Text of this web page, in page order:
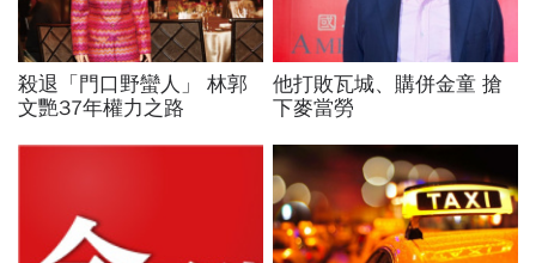
殺退「門口野蠻人」 林郭
文艷37年權力之路
他打敗瓦城、購併金童 搶
下麥當勞